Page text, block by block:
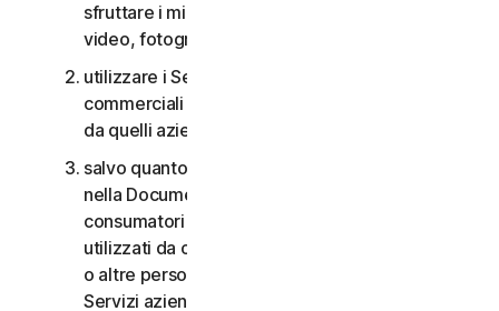
sfruttare i minori in qualsiasi modo, inclusi audio,
video, fotografie, contenuti digitali, ecc.;
utilizzare i Servizi per i consumatori per scopi
commerciali o i Servizi aziendali per scopi diversi
da quelli aziendali interni;
salvo quanto diversamente previsto nel CLS o
nella Documentazione, i Servizi per i
consumatori non possono essere accessibili a,
utilizzati da o condivisi con familiari, non familiari
o altre persone che non risiedono con l’Utente e i
Servizi aziendali non possono essere accessibili